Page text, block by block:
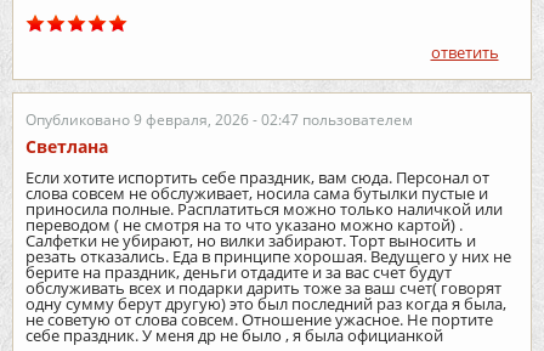
ответить
Опубликовано 9 февраля, 2026 - 02:47 пользователем
Светлана
Если хотите испортить себе праздник, вам сюда. Персонал от
слова совсем не обслуживает, носила сама бутылки пустые и
приносила полные. Расплатиться можно только наличкой или
переводом ( не смотря на то что указано можно картой) .
Салфетки не убирают, но вилки забирают. Торт выносить и
резать отказались. Еда в принципе хорошая. Ведущего у них не
берите на праздник, деньги отдадите и за вас счет будут
обслуживать всех и подарки дарить тоже за ваш счет( говорят
одну сумму берут другую) это был последний раз когда я была,
не советую от слова совсем. Отношение ужасное. Не портите
себе праздник. У меня др не было , я была официанкой